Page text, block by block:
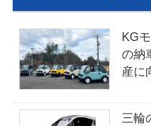
KG
の納
産に
三輪